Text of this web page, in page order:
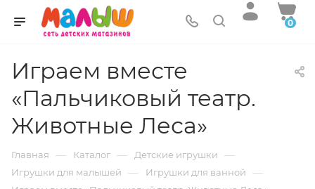
0
Играем вместе
«Пальчиковый театр.
Животные Леса»
Главная — Каталог — Детские игрушки —
Игрушки для малышей — Игрушки для ванной —